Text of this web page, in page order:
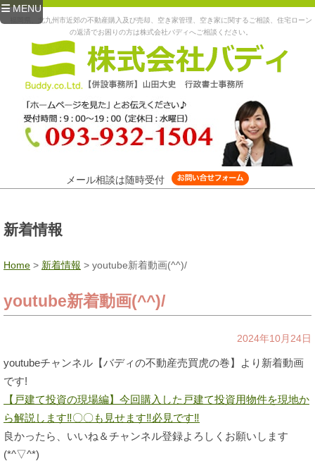
MENU
福岡県、北九州市近郊の不動産購入及び売却、空き家管理、空き家に関するご相談、住宅ローン
の返済でお困りの方は株式会社バディへご相談ください。
メール相談は随時受付
新着情報
Home > 新着情報 > youtube新着動画(^^)/
youtube新着動画(^^)/
2024年10月24日
youtubeチャンネル【バディの不動産売買虎の巻】より新着動画
です!
【戸建て投資の現場編】今回購入した戸建て投資用物件を現地か
ら解説します‼〇〇も見せます‼必見です‼
良かったら、いいね＆チャンネル登録よろしくお願いします
(*^▽^*)